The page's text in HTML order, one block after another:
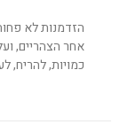
הזדמנות לא
אחר הצהריים,
כמויות, להריח,